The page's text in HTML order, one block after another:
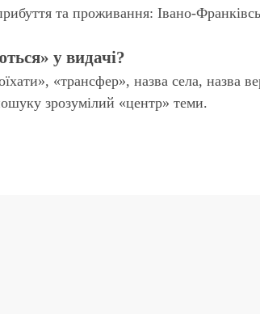
та проживання: Івано-
у видачі?
«трансфер», назва села, назва
зрозумілий «центр» теми.